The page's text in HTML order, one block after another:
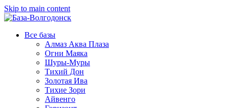
Skip to main content
Все базы
Алмаз Аква Плаза
Огни Маяка
Шуры-Муры
Тихий Дон
Золотая Ива
Тихие Зори
Айвенго